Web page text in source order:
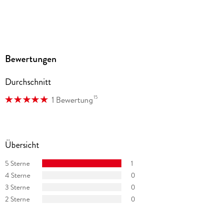
Bewertungen
Durchschnitt
1 Bewertung15
Übersicht
5 Sterne
1
4 Sterne
0
3 Sterne
0
2 Sterne
0